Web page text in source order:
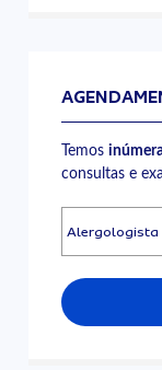
Temos
consultas e